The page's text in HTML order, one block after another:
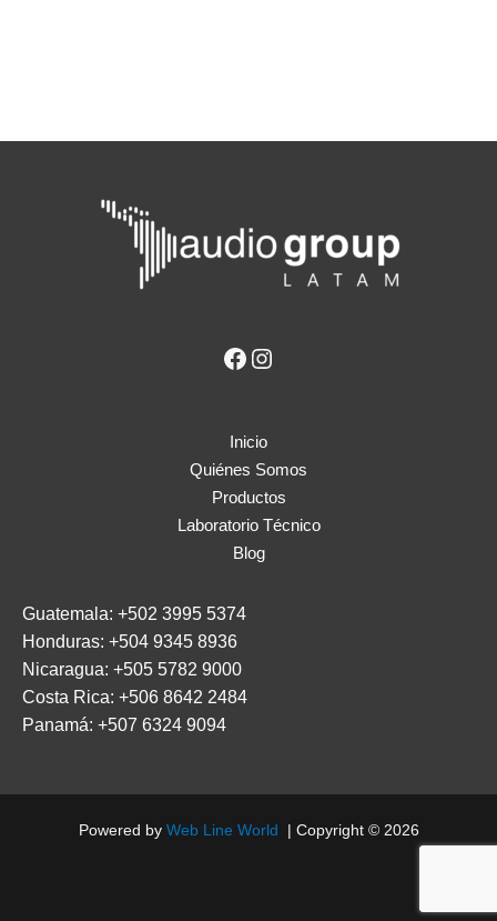
Inicio
Quiénes Somos
Productos
Laboratorio Técnico
Blog
Guatemala: +502 3995 5374
Honduras: +504 9345 8936
Nicaragua: +505 5782 9000
Costa Rica: +506 8642 2484
Panamá: +507 6324 9094
Powered by Web Line World | Copyright © 2026